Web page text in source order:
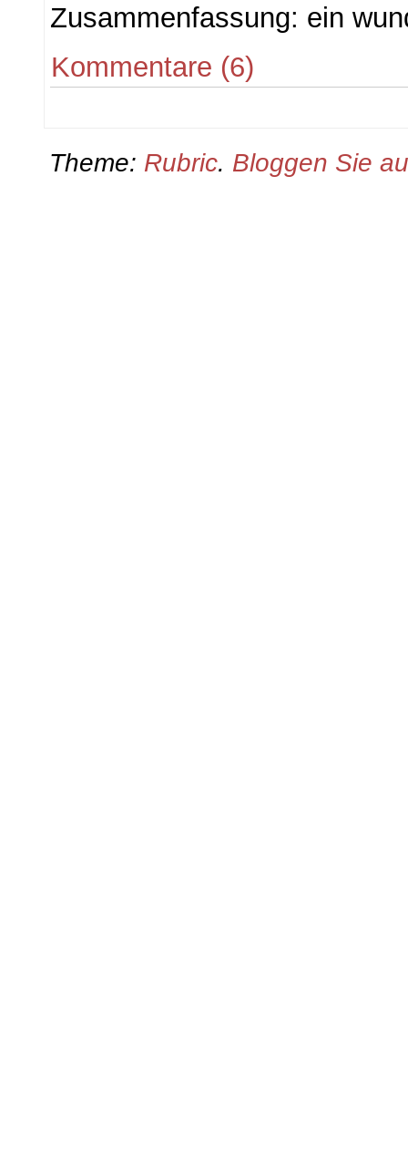
Zusammenfassung: ein
Kommentare (6)
Theme: Rubric. Bloggen Sie